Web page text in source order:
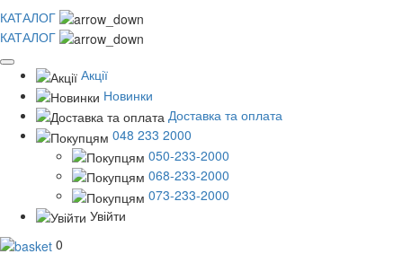
КАТАЛОГ
КАТАЛОГ
Акції
Новинки
Доставка та оплата
048 233 2000
050-233-2000
068-233-2000
073-233-2000
Увійти
0